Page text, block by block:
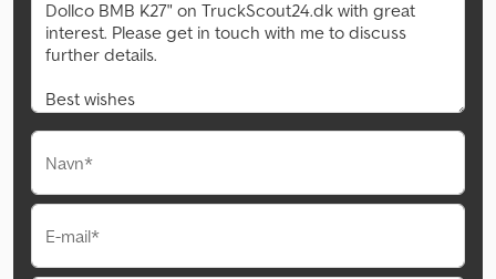
Navn*
E-mail*